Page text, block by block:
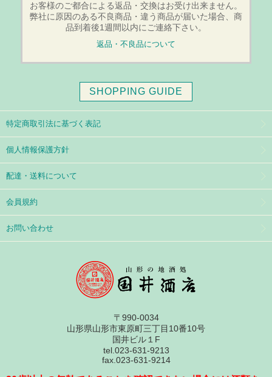
お客様のご都合による返品・交換はお受け出来ません。
弊社に原因のある不良商品・違う商品が届いた場合、商
品到着後1週間以内にご連絡下さい。
返品・不良品について
SHOPPING GUIDE
特定商取引法に基づく表記
個人情報保護方針
配達・送料について
会員規約
お問い合わせ
〒990-0034
山形県山形市東原町三丁目10番10号
国井ビル１F
tel.023-631-9213
fax.023-631-9214